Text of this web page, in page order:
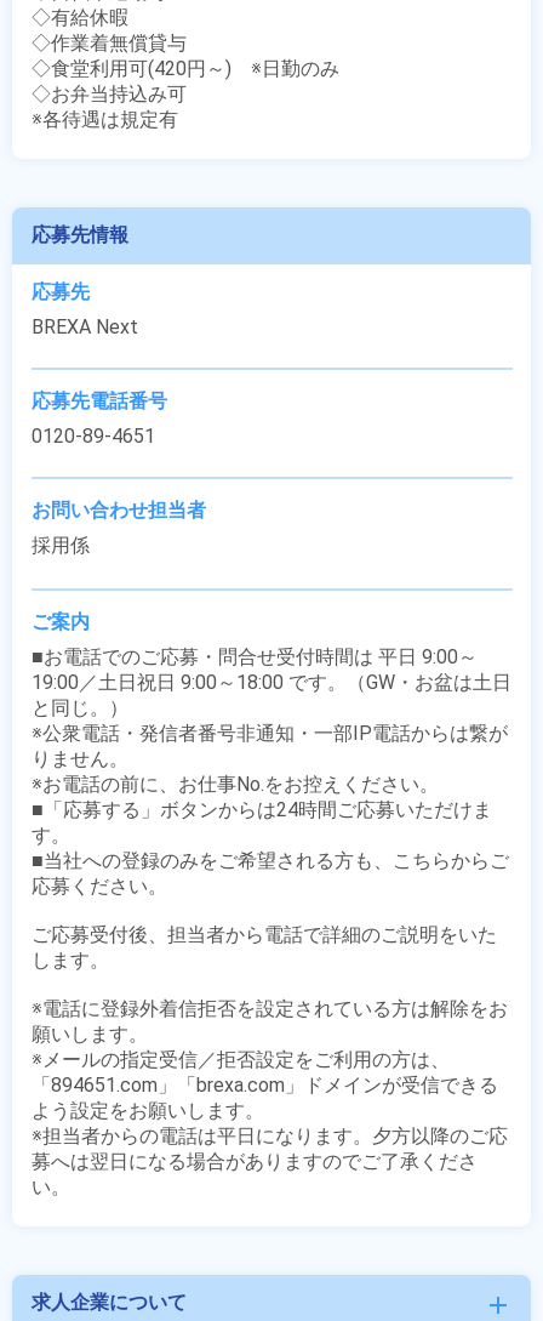
◇有給休暇
◇作業着無償貸与
◇食堂利用可(420円～)　※日勤のみ
◇お弁当持込み可
※各待遇は規定有
応募先情報
応募先
BREXA Next
応募先電話番号
0120-89-4651
お問い合わせ担当者
採用係
ご案内
■お電話でのご応募・問合せ受付時間は 平日 9:00～
19:00／土日祝日 9:00～18:00 です。（GW・お盆は土日
と同じ。）
※公衆電話・発信者番号非通知・一部IP電話からは繋が
りません。
※お電話の前に、お仕事No.をお控えください。
■「応募する」ボタンからは24時間ご応募いただけま
す。
■当社への登録のみをご希望される方も、こちらからご
応募ください。
ご応募受付後、担当者から電話で詳細のご説明をいた
します。
※電話に登録外着信拒否を設定されている方は解除をお
願いします。
※メールの指定受信／拒否設定をご利用の方は、
「894651.com」「brexa.com」ドメインが受信できる
よう設定をお願いします。
※担当者からの電話は平日になります。夕方以降のご応
募へは翌日になる場合がありますのでご了承くださ
求人企業について add